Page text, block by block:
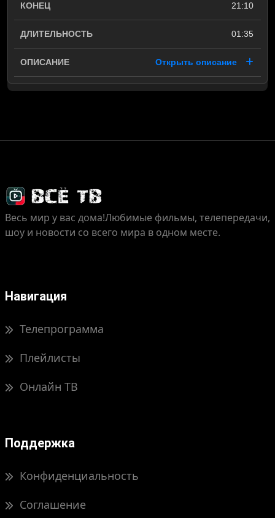
21:10
01:35
Открыть описание
Весь мир у вас дома!Любимые фильмы, телепередачи,
шоу и новости со всего мира в одном месте.
Навигация
Телепрограмма
Плейлисты
Онлайн ТВ
Поддержка
Конфиденциальность
Соглашение